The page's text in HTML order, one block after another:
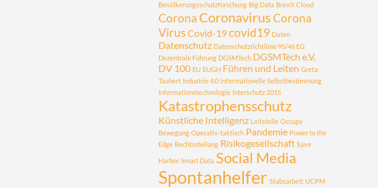
Bevölkerungsschutzforschung Big Data Brexit Cloud
Corona Coronavirus Corona
VirusCovid-19covid19 Daten
Datenschutz Datenschutzrichtlinie 95/46 EG
Dezentrale Führung DGSMTech DGSMTech e.V.
DV 100 EU EUGH Führen und Leiten Greta
Taubert Industrie 4.0 informationelle Selbstbestimmung
Informationstechnologie Interschutz 2015
Katastrophensschutz
Künstliche Intelligenz Leitstelle Occupy
Bewegung Operativ-taktisch Pandemie Power to the
Edge Rechtsstellung Risikogesellschaft Save
Harbor Smart Data Social Media
Spontanhelfer Stabsarbeit UCPM